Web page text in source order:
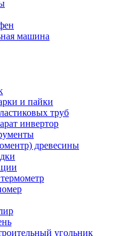
машина
и пайки
труб
инвертор
древесины
угольник